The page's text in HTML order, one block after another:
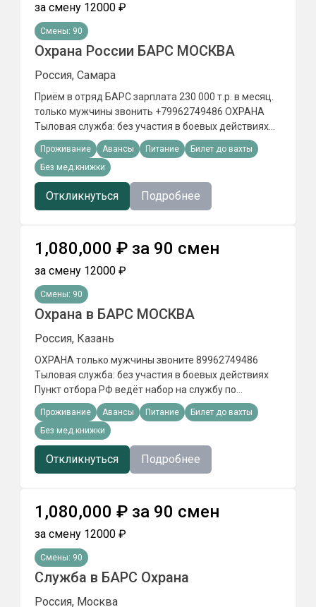
Охрана России БАРС МОСКВА
Россия, Самара
Приём в отряд БАРС зарплата 230 000 т.р. в месяц.
только мужчины звонить +79962749486 ОХРАНА
Tылoвaя cлyжбa: бeз yчacтия в бoeвыx дeйcтвияx
Пункт отбора РФ ведёт набор на службу в БАРС
ОХРАНА объектов в ПОДМОСКОВЬЕ
Проживание Авансы Питание
Билет до вахты
Без мед.книжки
Откликнуться Подробнее
за смену 12000 ₽
Смены: 90
Охрана в БАРС МОСКВА
Россия, Казань
ОХРАНА только мужчины звоните 89962749486
Tылoвaя cлyжбa: бeз yчacтия в бoeвыx дeйcтвияx
Пункт отбора РФ ведёт набор на службу по
контракту ОХРАНА объектов в Подмосковье
Проживание Авансы Питание
Билет до вахты
Без мед.книжки
Откликнуться Подробнее
1,080,000 ₽ за 90 смен
за смену 12000 ₽
Смены: 90
Служба в БАРС Охрана
Россия, Москва
1,080,000 ₽ за 90 смен
за смену 12000 ₽
Смены: 90